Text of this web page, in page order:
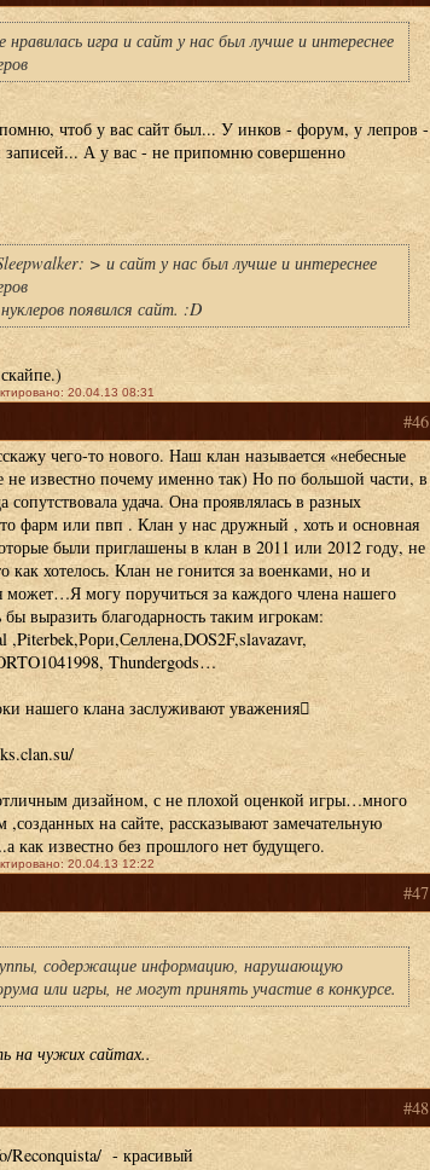
нравилась игра и сайт у нас был лучше и интереснее
чтоб у вас сайт был... У инков - форум, у лепров -
записей... А у вас - не припомню совершенно
> и сайт у нас был лучше и интереснее
появился сайт. :D
20.04.13 08:31
#46
чего-то нового. Наш клан называется «небесные
известно почему именно так) Но по большой части, в
сопутствовала удача. Она проявлялась в разных
фарм или пвп . Клан у нас дружный , хоть и основная
были приглашены в клан в 2011 или 2012 году, не
как хотелось. Клан не гонится за военками, но и
может…Я могу поручиться за каждого члена нашего
бы выразить благодарность таким игрокам:
,Piterbek,Рори,Селлена,DOS2F,slavazavr,
Thundergods…
нашего клана заслуживают уважения
дизайном, с не плохой оценкой игры…много
на сайте, рассказывают замечательную
как известно без прошлого нет будущего.
20.04.13 12:22
#47
содержащие информацию, нарушающую
или игры, не могут принять участие в конкурсе.
на чужих сайтах..
#48
Reconquista/ - красивый